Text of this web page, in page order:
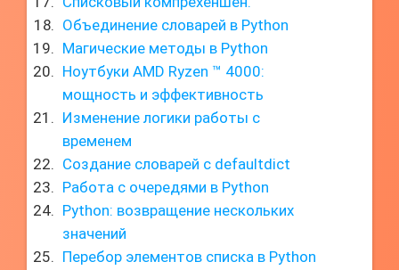
Объединение словарей в Python
Магические методы в Python
Ноутбуки AMD Ryzen ™ 4000:
мощность и эффективность
Изменение логики работы с
временем
Создание словарей с defaultdict
Работа с очередями в Python
Python: возвращение нескольких
значений
Перебор элементов списка в Python